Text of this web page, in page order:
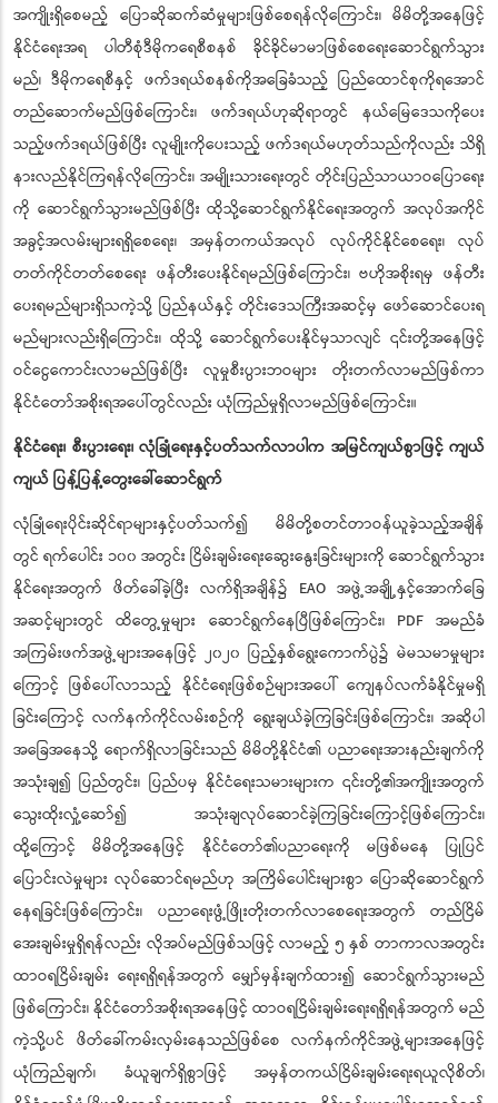
အကျိုးရှိစေမည့် ပြောဆိုဆက်ဆံမှုများဖြစ်စေရန်လိုကြောင်း၊ မိမိတို့အနေဖြင့်
နိုင်ငံရေးအရ ပါတီစုံဒီမိုကရေစီစနစ် ခိုင်ခိုင်မာမာဖြစ်စေရေးဆောင်ရွက်သွား
မည်၊ ဒီမိုကရေစီနှင့် ဖက်ဒရယ်စနစ်ကိုအခြေခံသည့် ပြည်ထောင်စုကိုရအောင်
တည်ဆောက်မည်ဖြစ်ကြောင်း၊ ဖက်ဒရယ်ဟုဆိုရာတွင် နယ်မြေဒေသကိုပေး
သည့်ဖက်ဒရယ်ဖြစ်ပြီး လူမျိုးကိုပေးသည့် ဖက်ဒရယ်မဟုတ်သည်ကိုလည်း သိရှိ
နားလည်နိုင်ကြရန်လိုကြောင်း၊ အမျိုးသားရေးတွင် တိုင်းပြည်သာယာဝပြောရေး
ကို ဆောင်ရွက်သွားမည်ဖြစ်ပြီး ထိုသို့ဆောင်ရွက်နိုင်ရေးအတွက် အလုပ်အကိုင်
အခွင့်အလမ်းများရရှိစေရေး၊ အမှန်တကယ်အလုပ် လုပ်ကိုင်နိုင်စေရေး၊ လုပ်
တတ်ကိုင်တတ်စေရေး ဖန်တီးပေးနိုင်ရမည်ဖြစ်ကြောင်း၊ ဗဟိုအစိုးရမှ ဖန်တီး
ပေးရမည်များရှိသကဲ့သို့ ပြည်နယ်နှင့် တိုင်းဒေသကြီးအဆင့်မှ ဖော်ဆောင်ပေးရ
မည်များလည်းရှိကြောင်း၊ ထိုသို့ ဆောင်ရွက်ပေးနိုင်မှသာလျင် ၎င်းတို့အနေဖြင့်
ဝင်ငွေကောင်းလာမည်ဖြစ်ပြီး လူမှုစီးပွားဘဝများ တိုးတက်လာမည်ဖြစ်ကာ
နိုင်ငံတော်အစိုးရအပေါ်တွင်လည်း ယုံကြည်မှုရှိလာမည်ဖြစ်ကြောင်း။
နိုင်ငံရေး၊ စီးပွားရေး၊ လုံခြုံရေးနှင့်ပတ်သက်လာပါက အမြင်ကျယ်စွာဖြင့် ကျယ်
ကျယ် ပြန့်ပြန့်တွေးခေါ်ဆောင်ရွက်
လုံခြုံရေးပိုင်းဆိုင်ရာများနှင့်ပတ်သက်၍ မိမိတို့စတင်တာဝန်ယူခဲ့သည့်အချိန်
တွင် ရက်ပေါင်း ၁၀၀ အတွင်း ငြိမ်းချမ်းရေးဆွေးနွေးခြင်းများကို ဆောင်ရွက်သွား
နိုင်ရေးအတွက် ဖိတ်ခေါ်ခဲ့ပြီး လက်ရှိအချိန်၌ EAO အဖွဲ့အချို့နှင့်အောက်ခြေ
အဆင့်များတွင် ထိတွေ့မှုများ ဆောင်ရွက်နေပြီဖြစ်ကြောင်း၊ PDF အမည်ခံ
အကြမ်းဖက်အဖွဲ့များအနေဖြင့် ၂၀၂၀ ပြည့်နှစ်ရွေးကောက်ပွဲ၌ မဲမသမာမှုများ
ကြောင့် ဖြစ်ပေါ်လာသည့် နိုင်ငံရေးဖြစ်စဉ်များအပေါ် ကျေနပ်လက်ခံနိုင်မှုမရှိ
ခြင်းကြောင့် လက်နက်ကိုင်လမ်းစဉ်ကို ရွေးချယ်ခဲ့ကြခြင်းဖြစ်ကြောင်း၊ အဆိုပါ
အခြေအနေသို့ ရောက်ရှိလာခြင်းသည် မိမိတို့နိုင်ငံ၏ ပညာရေးအားနည်းချက်ကို
အသုံးချ၍ ပြည်တွင်း၊ ပြည်ပမှ နိုင်ငံရေးသမားများက ၎င်းတို့၏အကျိုးအတွက်
သွေးထိုးလှုံ့ဆော်၍ အသုံးချလုပ်ဆောင်ခဲ့ကြခြင်းကြောင့်ဖြစ်ကြောင်း၊
ထို့ကြောင့် မိမိတို့အနေဖြင့် နိုင်ငံတော်၏ပညာရေးကို မဖြစ်မနေ ပြုပြင်
ပြောင်းလဲမှုများ လုပ်ဆောင်ရမည်ဟု အကြိမ်ပေါင်းများစွာ ပြောဆိုဆောင်ရွက်
နေရခြင်းဖြစ်ကြောင်း၊ ပညာရေးဖွံ့ဖြိုးတိုးတက်လာစေရေးအတွက် တည်ငြိမ်
အေးချမ်းမှုရှိရန်လည်း လိုအပ်မည်ဖြစ်သဖြင့် လာမည့် ၅ နှစ် တာကာလအတွင်း
ထာဝရငြိမ်းချမ်း ရေးရရှိရန်အတွက် မျှော်မှန်းချက်ထား၍ ဆောင်ရွက်သွားမည်
ဖြစ်ကြောင်း၊ နိုင်ငံတော်အစိုးရအနေဖြင့် ထာဝရငြိမ်းချမ်းရေးရရှိရန်အတွက် မည်
ကဲ့သို့ပင် ဖိတ်ခေါ်ကမ်းလှမ်းနေသည်ဖြစ်စေ လက်နက်ကိုင်အဖွဲ့များအနေဖြင့်
ယုံကြည်ချက်၊ ခံယူချက်ရှိစွာဖြင့် အမှန်တကယ်ငြိမ်းချမ်းရေးရယူလိုစိတ်၊